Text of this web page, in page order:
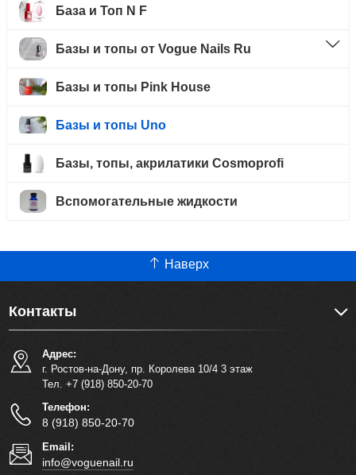
База и Топ N F
Базы и топы от Vogue Nails Ru
Базы и топы Pink House
Базы и топы Uno
Базы, топы, акрилатики Cosmoprofi
Вспомогательные жидкости
Наверх
Контакты
Адрес:
г. Ростов-на-Дону, пр. Королева 10/4 3 этаж
Тел. +7 (918) 850-20-70
Телефон:
8 (918) 850-20-70
Email:
info@voguenail.ru